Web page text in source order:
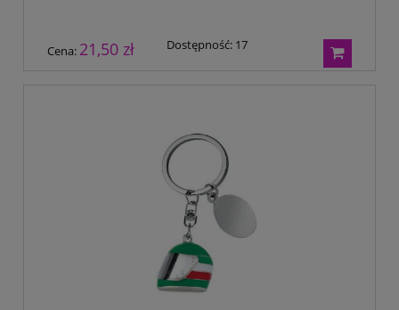
Cena: 21,50 zł Dostępność: 17